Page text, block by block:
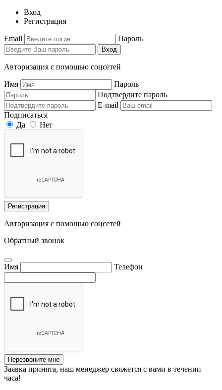
Вход
Регистрация
Email Пароль
Вход
Авторизация с помощью соцсетей
Имя
Пароль
Подтвердите пароль
E-mail
Подписаться
Да
Нет
Регистрация
Авторизация с помощью соцсетей
Обратный звонок
Имя Телефон
Перезвоните мне
Заявка принята, наш менеджер свяжется с вами в течении
часа!